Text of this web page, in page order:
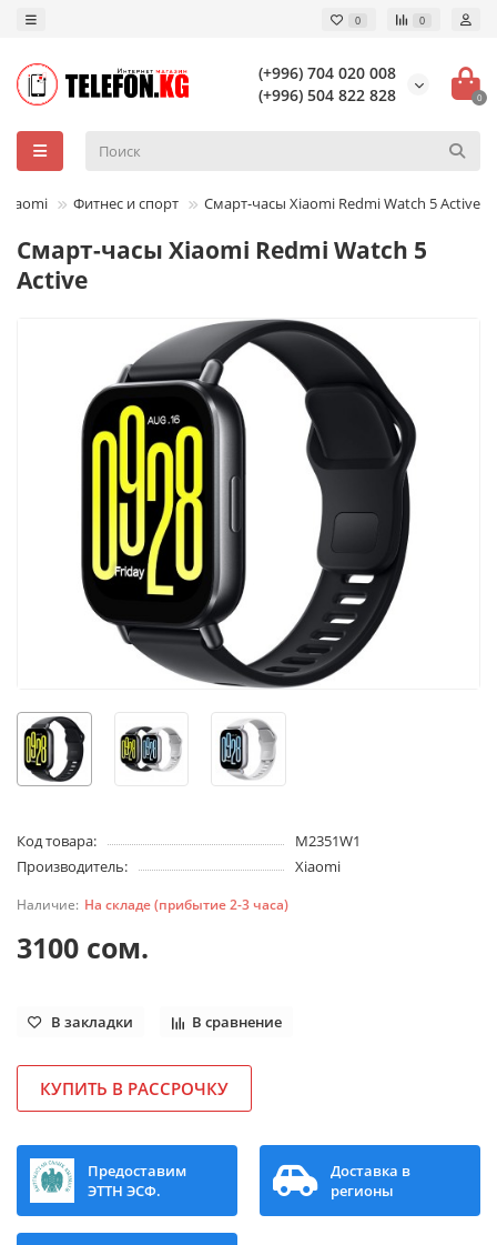
0 0
(+996) 704 020 008
(+996) 504 822 828
0
Фитнес и спорт Смарт-часы Xiaomi Redmi Watch 5 Active
Смарт-часы Xiaomi Redmi Watch 5
Active
Код товара:
M2351W1
Производитель:
Xiaomi
На складе (прибытие 2-3 часа)
3100 сом.
В закладки В сравнение
КУПИТЬ В РАССРОЧКУ
Предоставим
ЭТТН ЭСФ.
Доставка в
регионы